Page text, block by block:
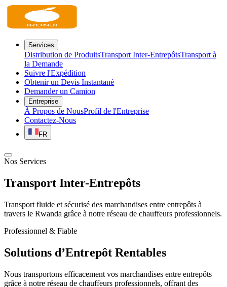
Services
Distribution de ProduitsTransport Inter-EntrepôtsTransport à
la Demande
Suivre l'Expédition
Obtenir un Devis Instantané
Demander un Camion
Entreprise
À Propos de NousProfil de l'Entreprise
Contactez-Nous
FR
Nos Services
Transport Inter-Entrepôts
Transport fluide et sécurisé des marchandises entre entrepôts à
travers le Rwanda grâce à notre réseau de chauffeurs professionnels.
Professionnel & Fiable
Solutions d’Entrepôt Rentables
Nous transportons efficacement vos marchandises entre entrepôts
grâce à notre réseau de chauffeurs professionnels, offrant des